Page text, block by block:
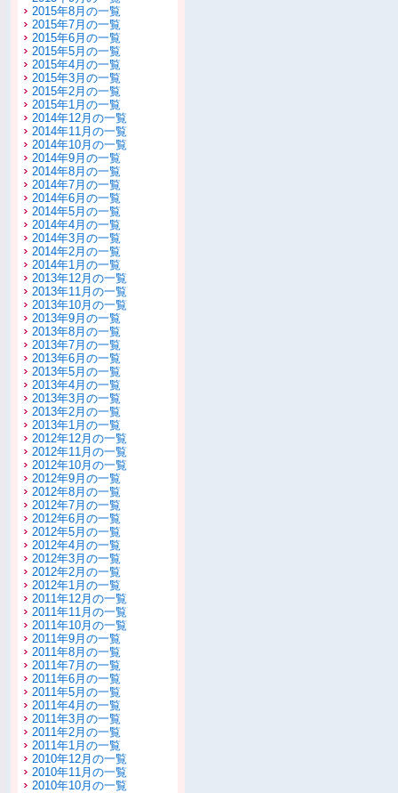
2015年8月の一覧
2015年7月の一覧
2015年6月の一覧
2015年5月の一覧
2015年4月の一覧
2015年3月の一覧
2015年2月の一覧
2015年1月の一覧
2014年12月の一覧
2014年11月の一覧
2014年10月の一覧
2014年9月の一覧
2014年8月の一覧
2014年7月の一覧
2014年6月の一覧
2014年5月の一覧
2014年4月の一覧
2014年3月の一覧
2014年2月の一覧
2014年1月の一覧
2013年12月の一覧
2013年11月の一覧
2013年10月の一覧
2013年9月の一覧
2013年8月の一覧
2013年7月の一覧
2013年6月の一覧
2013年5月の一覧
2013年4月の一覧
2013年3月の一覧
2013年2月の一覧
2013年1月の一覧
2012年12月の一覧
2012年11月の一覧
2012年10月の一覧
2012年9月の一覧
2012年8月の一覧
2012年7月の一覧
2012年6月の一覧
2012年5月の一覧
2012年4月の一覧
2012年3月の一覧
2012年2月の一覧
2012年1月の一覧
2011年12月の一覧
2011年11月の一覧
2011年10月の一覧
2011年9月の一覧
2011年8月の一覧
2011年7月の一覧
2011年6月の一覧
2011年5月の一覧
2011年4月の一覧
2011年3月の一覧
2011年2月の一覧
2011年1月の一覧
2010年12月の一覧
2010年11月の一覧
2010年10月の一覧